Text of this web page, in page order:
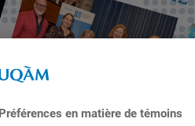
Préférences en matière de témoins